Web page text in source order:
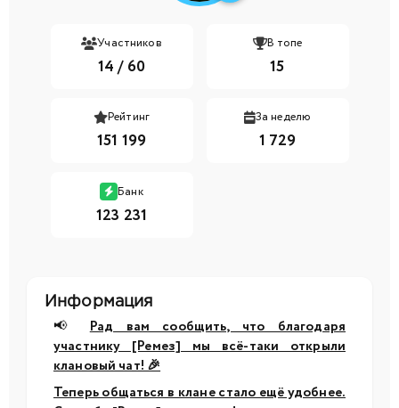
Участников
14 / 60
В топе
15
Рейтинг
151 199
За неделю
1 729
Банк
123 231
Информация
📢Рад вам сообщить, что благодаря
участнику [Ремез] мы всё-таки открыли
клановый чат! 🎉
Теперь общаться в клане стало ещё удобнее.